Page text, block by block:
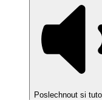
Poslechnout si